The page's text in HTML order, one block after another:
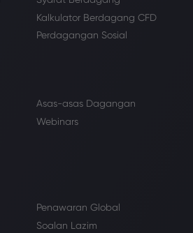
Kalkulator Berdagang CFD
Perdagangan Sosial
Asas-asas Dagangan
Webinars
Penawaran Global
Soalan Lazim